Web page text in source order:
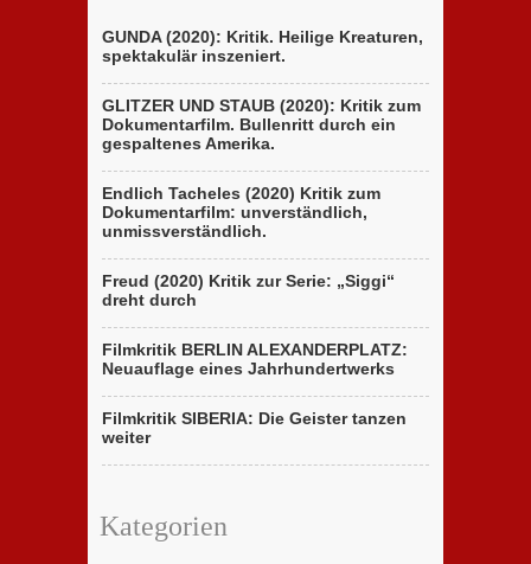
GUNDA (2020): Kritik. Heilige Kreaturen,
spektakulär inszeniert.
GLITZER UND STAUB (2020): Kritik zum
Dokumentarfilm. Bullenritt durch ein
gespaltenes Amerika.
Endlich Tacheles (2020) Kritik zum
Dokumentarfilm: unverständlich,
unmissverständlich.
Freud (2020) Kritik zur Serie: „Siggi“
dreht durch
Filmkritik BERLIN ALEXANDERPLATZ:
Neuauflage eines Jahrhundertwerks
Filmkritik SIBERIA: Die Geister tanzen
weiter
Kategorien